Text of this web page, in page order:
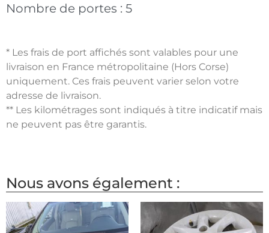
Nombre de portes : 5
* Les frais de port affichés sont valables pour une
livraison en France métropolitaine (Hors Corse)
uniquement. Ces frais peuvent varier selon votre
adresse de livraison.
** Les kilométrages sont indiqués à titre indicatif mais
ne peuvent pas être garantis.
Nous avons également :